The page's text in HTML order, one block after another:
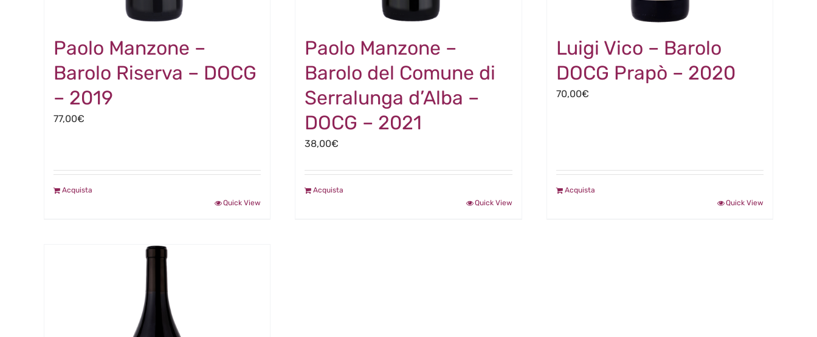
Paolo Manzone –
Barolo Riserva – DOCG
– 2019
77,00€
Acquista
Quick View
Paolo Manzone –
Barolo del Comune di
Serralunga d’Alba –
DOCG – 2021
38,00€
Acquista
Quick View
Luigi Vico – Barolo
DOCG Prapò – 2020
70,00€
Acquista
Quick View